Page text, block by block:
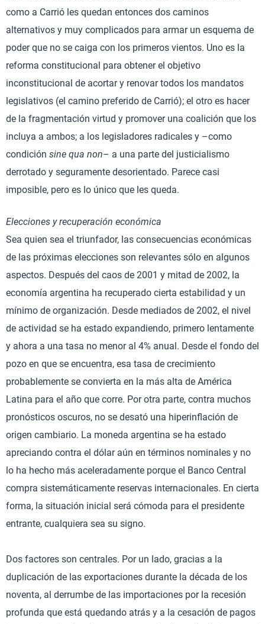
como a Carrió les quedan entonces dos caminos
alternativos y muy complicados para armar un esquema de
poder que no se caiga con los primeros vientos. Uno es la
reforma constitucional para obtener el objetivo
inconstitucional de acortar y renovar todos los mandatos
legislativos (el camino preferido de Carrió); el otro es hacer
de la fragmentación virtud y promover una coalición que los
incluya a ambos; a los legisladores radicales y –como
condición sine qua non– a una parte del justicialismo
derrotado y seguramente desorientado. Parece casi
imposible, pero es lo único que les queda.
Elecciones y recuperación económica
Sea quien sea el triunfador, las consecuencias económicas
de las próximas elecciones son relevantes sólo en algunos
aspectos. Después del caos de 2001 y mitad de 2002, la
economía argentina ha recuperado cierta estabilidad y un
mínimo de organización. Desde mediados de 2002, el nivel
de actividad se ha estado expandiendo, primero lentamente
y ahora a una tasa no menor al 4% anual. Desde el fondo del
pozo en que se encuentra, esa tasa de crecimiento
probablemente se convierta en la más alta de América
Latina para el año que corre. Por otra parte, contra muchos
pronósticos oscuros, no se desató una hiperinflación de
origen cambiario. La moneda argentina se ha estado
apreciando contra el dólar aún en términos nominales y no
lo ha hecho más aceleradamente porque el Banco Central
compra sistemáticamente reservas internacionales. En cierta
forma, la situación inicial será cómoda para el presidente
entrante, cualquiera sea su signo.
Dos factores son centrales. Por un lado, gracias a la
duplicación de las exportaciones durante la década de los
noventa, al derrumbe de las importaciones por la recesión
profunda que está quedando atrás y a la cesación de pagos